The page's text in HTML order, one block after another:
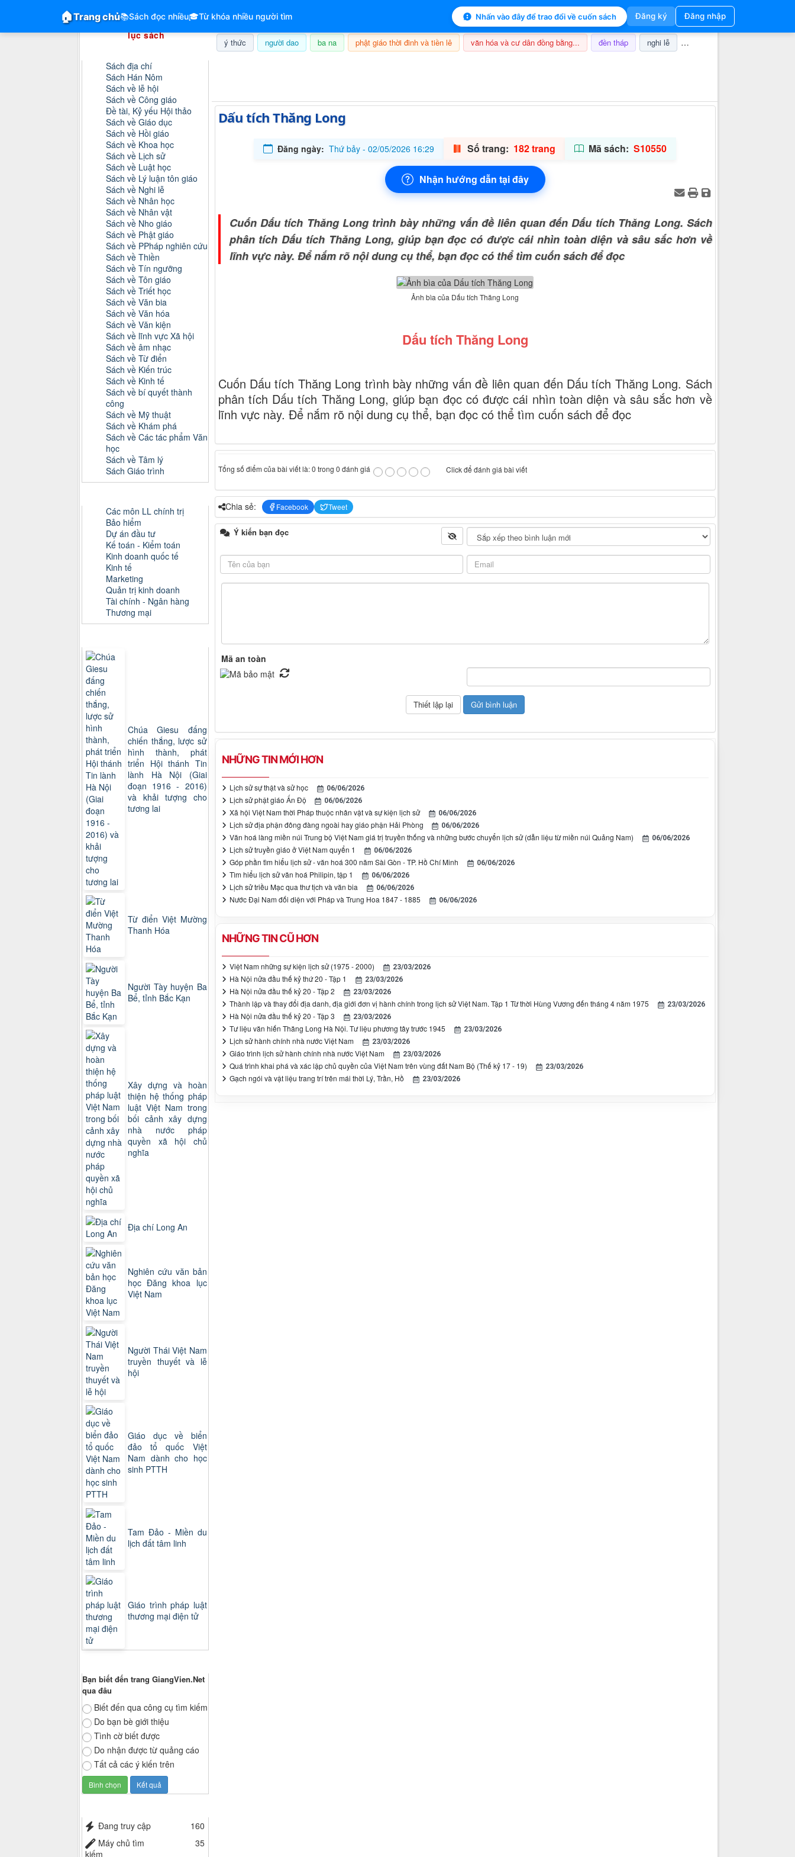
🏠Trang chủ📚Sách đọc nhiều🎓Từ khóa nhiều người tìm Nhấn vào đây để trao đổi về cuốn sách Đăng ký Đăng nhập
ý thức người dao ba na phật giáo thời đinh và tiền lê văn hóa và cư dân đồng bằng... đền tháp nghi lễ champa
Dấu tích Thăng Long
Đăng ngày: Thứ bảy - 02/05/2026 16:29 Số trang: 182 trang Mã sách: S10550
Nhận hướng dẫn tại đây
Cuốn Dấu tích Thăng Long trình bày những vấn đề liên quan đến Dấu tích Thăng Long. Sách
phân tích Dấu tích Thăng Long, giúp bạn đọc có được cái nhìn toàn diện và sâu sắc hơn về
lĩnh vực này. Để nắm rõ nội dung cụ thể, bạn đọc có thể tìm cuốn sách để đọc
Ảnh bìa của Dấu tích Thăng Long
Dấu tích Thăng Long
Cuốn Dấu tích Thăng Long trình bày những vấn đề liên quan đến Dấu tích Thăng Long. Sách
phân tích Dấu tích Thăng Long, giúp bạn đọc có được cái nhìn toàn diện và sâu sắc hơn về
lĩnh vực này. Để nắm rõ nội dung cụ thể, bạn đọc có thể tìm cuốn sách để đọc
Tổng số điểm của bài viết là: 0 trong 0 đánh giá Click để đánh giá bài viết
Chia sẻ: Facebook Tweet
Ý kiến bạn đọc
Mã an toàn
NHỮNG TIN MỚI HƠN
Lịch sử sự thật và sử học 06/06/2026
Lịch sử phật giáo Ấn Độ 06/06/2026
Xã hội Việt Nam thời Pháp thuộc nhân vật và sự kiện lịch sử 06/06/2026
Lịch sử địa phận đông đàng ngoài hay giáo phận Hải Phòng 06/06/2026
Văn hoá làng miền núi Trung bộ Việt Nam giá trị truyền thống và những bước chuyển lịch sử (dẫn liệu từ miền núi Quảng Nam) 06/06/2026
Lịch sử truyền giáo ở Việt Nam quyển 1 06/06/2026
Góp phần tìm hiểu lịch sử - văn hoá 300 năm Sài Gòn - TP. Hồ Chí Minh 06/06/2026
Tìm hiểu lịch sử văn hoá Philipin, tập 1 06/06/2026
Lịch sử triều Mạc qua thư tịch và văn bia 06/06/2026
Nước Đại Nam đối diện với Pháp và Trung Hoa 1847 - 1885 06/06/2026
NHỮNG TIN CŨ HƠN
Việt Nam những sự kiện lịch sử (1975 - 2000) 23/03/2026
Hà Nội nửa đầu thế kỷ thứ 20 - Tập 1 23/03/2026
Hà Nội nửa đầu thế kỷ 20 - Tập 2 23/03/2026
Thành lập và thay đổi địa danh, địa giới đơn vị hành chính trong lịch sử Việt Nam. Tập 1 Từ thời Hùng Vương đến tháng 4 năm 1975 23/03/2026
Hà Nội nửa đầu thế kỷ 20 - Tập 3 23/03/2026
Tư liệu văn hiến Thăng Long Hà Nội. Tư liệu phương tây trước 1945 23/03/2026
Lịch sử hành chính nhà nước Việt Nam 23/03/2026
Giáo trình lịch sử hành chính nhà nước Việt Nam 23/03/2026
Quá trình khai phá và xác lập chủ quyền của Việt Nam trên vùng đất Nam Bộ (Thế kỷ 17 - 19) 23/03/2026
Gạch ngói và vật liệu trang trí trên mái thời Lý, Trần, Hồ 23/03/2026
Hệ thống hóa tài liệu & mục
lục sách
Sách địa chí
Sách Hán Nôm
Sách về lễ hội
Sách về Công giáo
Đề tài, Kỷ yếu Hội thảo
Sách về Giáo dục
Sách về Hồi giáo
Sách về Khoa học
Sách về Lịch sử
Sách về Luật học
Sách về Lý luận tôn giáo
Sách về Nghi lễ
Sách về Nhân học
Sách về Nhân vật
Sách về Nho giáo
Sách về Phật giáo
Sách về PPháp nghiên cứu
Sách về Thiền
Sách về Tín ngưỡng
Sách về Tôn giáo
Sách về Triết học
Sách về Văn bia
Sách về Văn hóa
Sách về Văn kiện
Sách về lĩnh vực Xã hội
Sách về âm nhạc
Sách về Từ điển
Sách về Kiến trúc
Sách về Kinh tế
Sách về bí quyết thành
công
Sách về Mỹ thuật
Sách về Khám phá
Sách về Các tác phẩm Văn
học
Sách về Tâm lý
Sách Giáo trình
Các môn LL chính trị
Bảo hiểm
Dự án đầu tư
Kế toán - Kiểm toán
Kinh doanh quốc tế
Kinh tế
Marketing
Quản trị kinh doanh
Tài chính - Ngân hàng
Thương mại
Chúa Giesu đấng
chiến thắng, lược sử
hình thành, phát
triển Hội thánh Tin
lành Hà Nội (Giai
đoạn 1916 - 2016)
và khải tượng cho
tương lai
Từ điển Việt Mường
Thanh Hóa
Người Tày huyện Ba
Bể, tỉnh Bắc Kạn
Xây dựng và hoàn
thiện hệ thống pháp
luật Việt Nam trong
bối cảnh xây dựng
nhà nước pháp
quyền xã hội chủ
nghĩa
Địa chí Long An
Nghiên cứu văn bản
học Đăng khoa lục
Việt Nam
Người Thái Việt Nam
truyền thuyết và lễ
hội
Giáo dục về biển
đảo tổ quốc Việt
Nam dành cho học
sinh PTTH
Tam Đảo - Miền du
lịch đất tâm linh
Giáo trình pháp luật
thương mại điện tử
Bạn biết đến trang GiangVien.Net
qua đâu
Biết đến qua công cụ tìm kiếm
Do bạn bè giới thiệu
Tình cờ biết được
Do nhận được từ quảng cáo
Tất cả các ý kiến trên
Đang truy cập
160
Máy chủ tìm
kiếm
35